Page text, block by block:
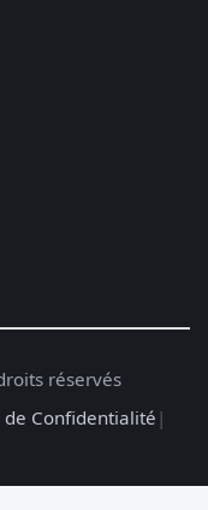
réservés
de Confidentialité|